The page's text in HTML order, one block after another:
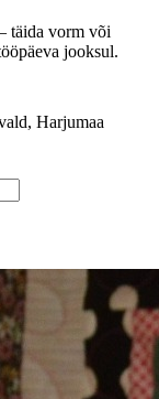
täida vorm või
jooksul.
Harjumaa